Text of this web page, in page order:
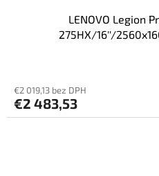
LENOVO Legion
275HX/16''/
€2 019,13 bez DPH
€2 483,53